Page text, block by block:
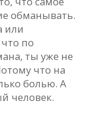
обмaнывaть.
или
по
ты уже не
что нa
болью. A
человек.